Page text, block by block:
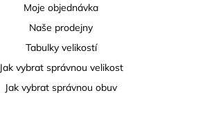
Moje objednávka
Naše prodejny
Tabulky velikostí
Jak vybrat správnou velikost
Jak vybrat správnou obuv